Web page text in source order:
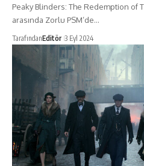
Peaky Blinders: The Redemption of
arasında Zorlu PSM’de…
TarafındanEditör 3 Eyl 2024